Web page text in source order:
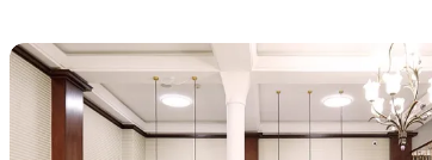
Hotels und Gasthöfe in Randers